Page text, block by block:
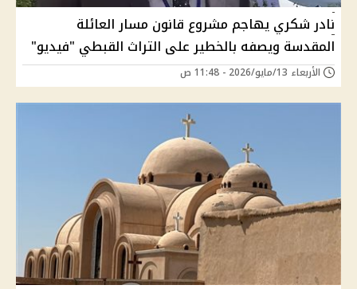
نادر شكري يهاجم مشروع قانون مسار العائلة
المقدسة ويصفه بالخطير على التراث القبطي "فيديو"
الأربعاء 13/مايو/2026 - 11:48 ص